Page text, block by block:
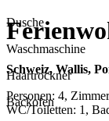
Schweiz, Wallis,
Personen: 4,
WC/Toiletten: 1,
Dusche
Waschmaschine
Haartrockner
Backofen